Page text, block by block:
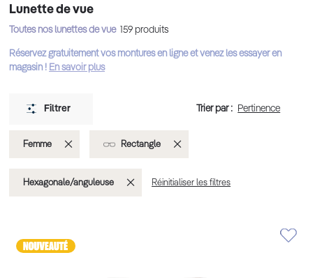
Lunette de vue
Toutes nos lunettes de vue 159 produits
Réservez gratuitement vos montures en ligne et venez les essayer en
magasin ! En savoir plus
Filtrer Trier par :
Femme Supprimer Rectangle
Hexagonale/anguleuse Supprimer
Réinitialiser les filtres